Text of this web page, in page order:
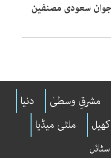
سعودی مصنفین
مشرقِ وسطیٰ
دنیا
کھیل
ملٹی میڈیا